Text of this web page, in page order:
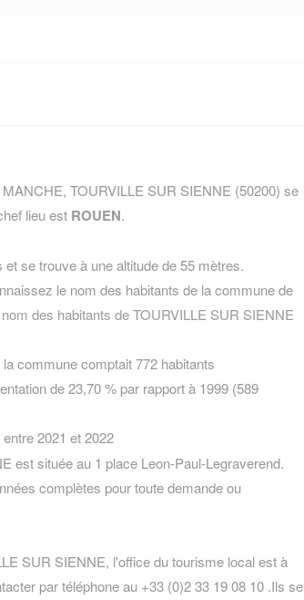
TOURVILLE SUR SIENNE (50200) se
lieu est ROUEN.
se trouve à une altitude de 55 mètres.
le nom des habitants de la commune de
des habitants de TOURVILLE SUR SIENNE
commune comptait 772 habitants
de 23,70 % par rapport à 1999 (589
2021 et 2022
est située au 1 place Leon-Paul-Legraverend.
complètes pour toute demande ou
SUR SIENNE, l'office du tourisme local est à
par téléphone au +33 (0)2 33 19 08 10 .Ils se